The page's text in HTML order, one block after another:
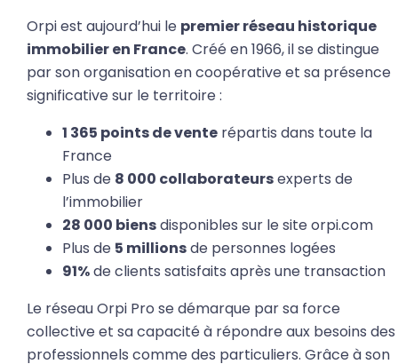
Orpi est aujourd’hui le premier réseau historique
immobilier en France. Créé en 1966, il se distingue
par son organisation en coopérative et sa présence
significative sur le territoire :
1 365 points de vente répartis dans toute la
France
Plus de 8 000 collaborateursexperts de
l’immobilier
28 000 biensdisponibles sur le site orpi.com
Plus de 5 millionsde personnes logées
91%de clients satisfaits après une transaction
Le réseau Orpi Pro se démarque par sa force
collective et sa capacité à répondre aux besoins des
professionnels comme des particuliers. Grâce à son